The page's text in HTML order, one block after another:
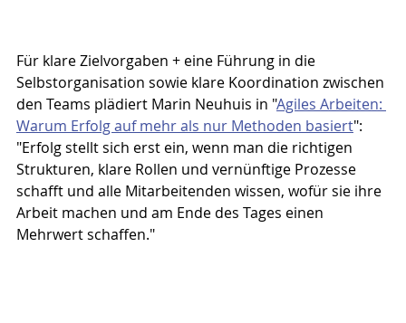
Für klare Zielvorgaben + eine Führung in die
Selbstorganisation sowie klare Koordination zwischen
den Teams plädiert Marin Neuhuis in "Agiles Arbeiten:
Warum Erfolg auf mehr als nur Methoden basiert":
"Erfolg stellt sich erst ein, wenn man die richtigen
Strukturen, klare Rollen und vernünftige Prozesse
schafft und alle Mitarbeitenden wissen, wofür sie ihre
Arbeit machen und am Ende des Tages einen
Mehrwert schaffen."